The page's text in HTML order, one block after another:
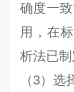
确度一
用，在
析法已制
（3）选